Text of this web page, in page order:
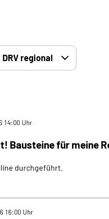
DRV regional
Bausteine für meine
14:00 Uhr
durchgeführt.
16:00 Uhr